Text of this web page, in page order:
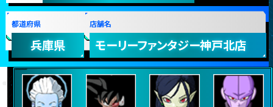
都道府県
兵庫県
店舗名
モーリーファンタジー神戸北店